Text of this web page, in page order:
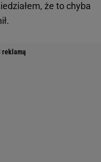
że to chyba